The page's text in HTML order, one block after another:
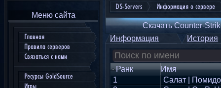
Меню сайта
Главная
Правила серверов
Связаться с нами
Ресурсы GoldSource
Игры
DS-Servers Информация о сервере
Скачать Counter-
Информация
История
Ранк
Имя
1
Салат |